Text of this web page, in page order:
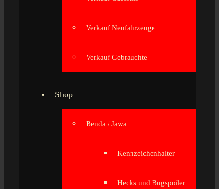
Verkauf Neufahrzeuge
Verkauf Gebrauchte
Shop
Benda / Jawa
Kennzeichenhalter
Hecks und Bugspoiler